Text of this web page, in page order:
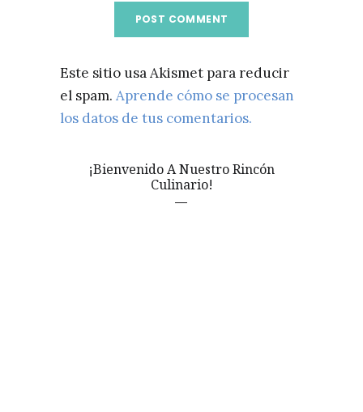
Este sitio usa Akismet para reducir
el spam. Aprende cómo se procesan
los datos de tus comentarios.
¡Bienvenido A Nuestro Rincón
Culinario!